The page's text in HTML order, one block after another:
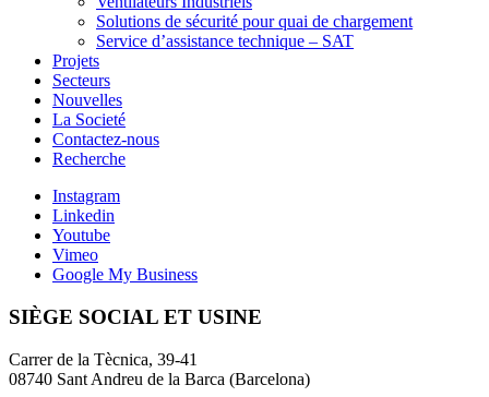
Solutions de sécurité pour quai de chargement
Service d’assistance technique – SAT
Projets
Secteurs
Nouvelles
La Societé
Contactez-nous
Recherche
Instagram
Linkedin
Youtube
Vimeo
Google My Business
SIÈGE SOCIAL ET USINE
Carrer de la Tècnica, 39-41
08740 Sant Andreu de la Barca (Barcelona)